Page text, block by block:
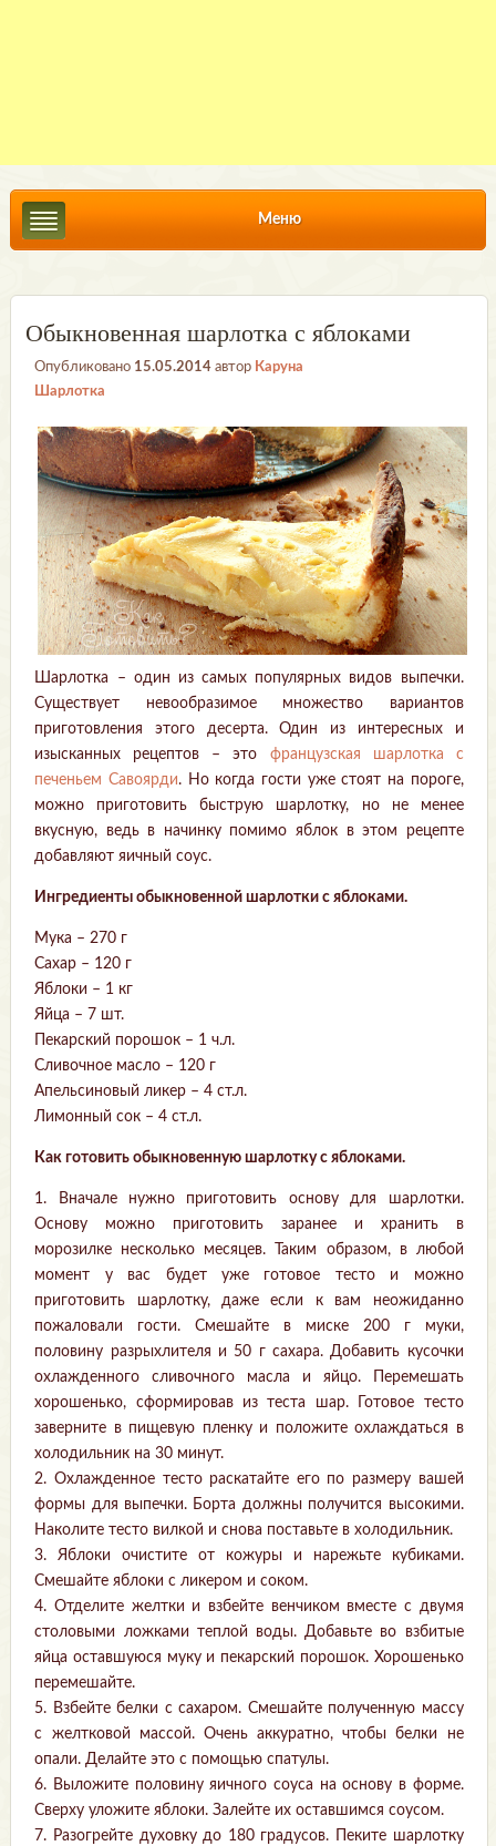
Меню
Обыкновенная шарлотка с яблоками
Опубликовано 15.05.2014 автор Каруна
Шарлотка
Шарлотка – один из самых популярных видов выпечки.
Существует невообразимое множество вариантов
приготовления этого десерта. Один из интересных и
изысканных рецептов – это французская шарлотка с
печеньем Савоярди. Но когда гости уже стоят на пороге,
можно приготовить быструю шарлотку, но не менее
вкусную, ведь в начинку помимо яблок в этом рецепте
добавляют яичный соус.
Ингредиенты обыкновенной шарлотки с яблоками.
Мука – 270 г
Сахар – 120 г
Яблоки – 1 кг
Яйца – 7 шт.
Пекарский порошок – 1 ч.л.
Сливочное масло – 120 г
Апельсиновый ликер – 4 ст.л.
Лимонный сок – 4 ст.л.
Как готовить обыкновенную шарлотку с яблоками.
1. Вначале нужно приготовить основу для шарлотки.
Основу можно приготовить заранее и хранить в
морозилке несколько месяцев. Таким образом, в любой
момент у вас будет уже готовое тесто и можно
приготовить шарлотку, даже если к вам неожиданно
пожаловали гости. Смешайте в миске 200 г муки,
половину разрыхлителя и 50 г сахара. Добавить кусочки
охлажденного сливочного масла и яйцо. Перемешать
хорошенько, сформировав из теста шар. Готовое тесто
заверните в пищевую пленку и положите охлаждаться в
холодильник на 30 минут.
2. Охлажденное тесто раскатайте его по размеру вашей
формы для выпечки. Борта должны получится высокими.
Наколите тесто вилкой и снова поставьте в холодильник.
3. Яблоки очистите от кожуры и нарежьте кубиками.
Смешайте яблоки с ликером и соком.
4. Отделите желтки и взбейте венчиком вместе с двумя
столовыми ложками теплой воды. Добавьте во взбитые
яйца оставшуюся муку и пекарский порошок. Хорошенько
перемешайте.
5. Взбейте белки с сахаром. Смешайте полученную массу
с желтковой массой. Очень аккуратно, чтобы белки не
опали. Делайте это с помощью спатулы.
6. Выложите половину яичного соуса на основу в форме.
Сверху уложите яблоки. Залейте их оставшимся соусом.
7. Разогрейте духовку до 180 градусов. Пеките шарлотку